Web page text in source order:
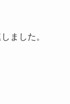
ました。